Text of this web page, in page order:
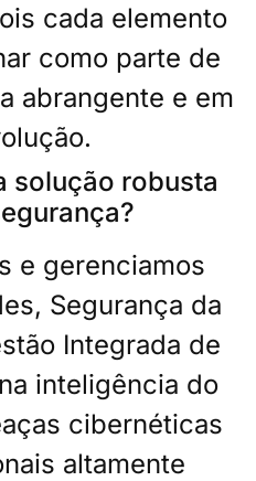
cada elemento
como parte de
abrangente e em
solução robusta
e gerenciamos
Segurança da
Integrada de
inteligência do
cibernéticas
altamente